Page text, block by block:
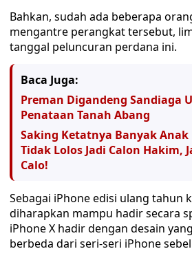
Bahkan, sudah ada beberapa
mengantre perangkat tersebut,
tanggal peluncuran perdana ini.
Baca Juga:
Preman Digandeng Sandiaga
Penataan Tanah Abang
Saking Ketatnya Banyak
Tidak Lolos Jadi Calon Hakim,
Calo!
Sebagai iPhone edisi ulang tahun
diharapkan mampu hadir secara
iPhone X hadir dengan desain
berbeda dari seri-seri iPhone